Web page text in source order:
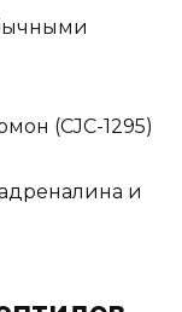
(CJC-1295)
и